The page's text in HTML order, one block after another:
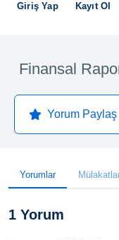
Giriş Yap Kayıt Ol
Finansal
Yorum Paylaş
Yorumlar
1 Yorum